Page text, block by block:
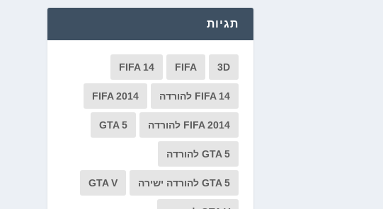
תגיות
3D
FIFA
FIFA 14
FIFA 14 להורדה FIFA 2014
FIFA 2014 להורדה GTA 5
GTA 5 להורדה
GTA 5 להורדה ישירה GTA V